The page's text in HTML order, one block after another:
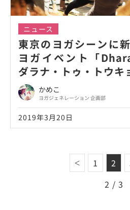
ニュース
東京のヨガシーンに
ヨガイベント「
ダラナ・トゥ・トウキ
かめこ
ヨガジェネレーション 企画部
2019年3月20日
2 / 3
＜ 1 2